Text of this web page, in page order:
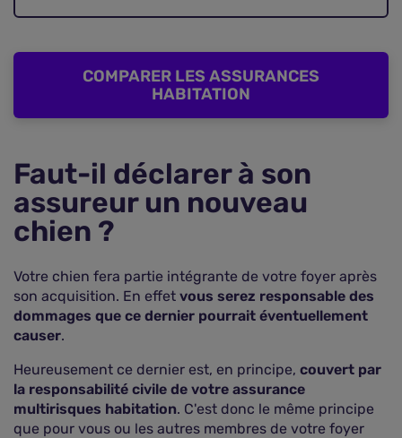
COMPARER LES ASSURANCES
HABITATION
Faut-il déclarer à son
assureur un nouveau
chien ?
Votre chien fera partie intégrante de votre foyer après
son acquisition. En effet vous serez responsable des
dommages que ce dernier pourrait éventuellement
causer.
Heureusement ce dernier est, en principe, couvert par
la responsabilité civile de votre assurance
multirisques habitation. C'est donc le même principe
que pour vous ou les autres membres de votre foyer